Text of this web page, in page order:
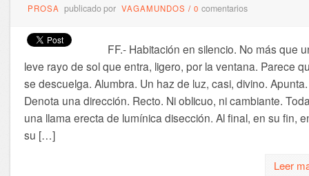
PROSA publicado por VAGAMUNDOS / 0 comentarios
FF.- Habitación en silencio. No más que
leve rayo de sol que entra, ligero, por la ventana. Parece
se descuelga. Alumbra. Un haz de luz, casi, divino. Apunta.
Denota una dirección. Recto. Ni oblicuo, ni cambiante.
una llama erecta de lumínica disección. Al final, en su fin,
su […]
Leer